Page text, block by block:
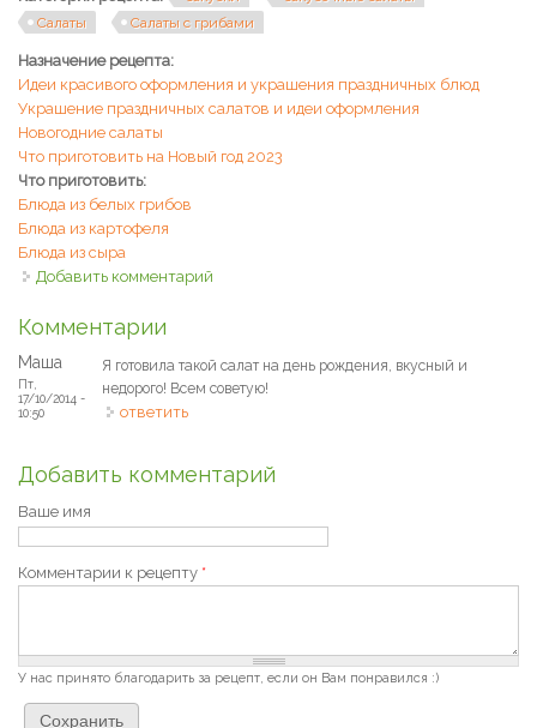
Салаты
Салаты с грибами
Назначение рецепта:
Идеи красивого оформления и украшения праздничных блюд
Украшение праздничных салатов и идеи оформления
Новогодние салаты
Что приготовить на Новый год 2023
Что приготовить:
Блюда из белых грибов
Блюда из картофеля
Блюда из сыра
Добавить комментарий
Комментарии
Маша
Пт,
17/10/2014 -
10:50
Я готовила такой салат на день рождения, вкусный и
недорого! Всем советую!
ответить
Добавить комментарий
Ваше имя
Комментарии к рецепту *
У нас принято благодарить за рецепт, если он Вам понравился :)